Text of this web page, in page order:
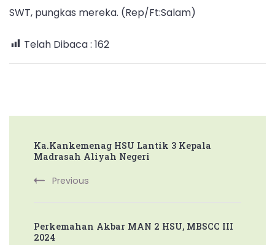
SWT, pungkas mereka. (Rep/Ft:Salam)
Telah Dibaca : 162
Navigation
Ka.Kankemenag HSU Lantik 3 Kepala
Madrasah Aliyah Negeri
Previous
Perkemahan Akbar MAN 2 HSU, MBSCC III
2024